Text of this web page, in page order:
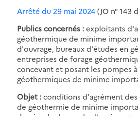
Arrêté du 29 mai 2024(JO n° 143
Publics concernés :exploitants
géothermique de minime
d'ouvrage, bureaux d'études en
entreprises de forage
concevant et posant les pompes
géothermiques de minime
Objet :conditions d'agrément
de géothermie de minime